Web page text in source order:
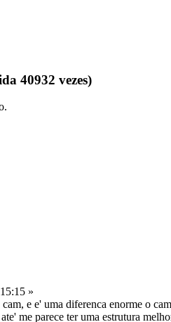
40932 vezes)
»
e e' uma diferenca enorme o
me parece ter uma estrutura